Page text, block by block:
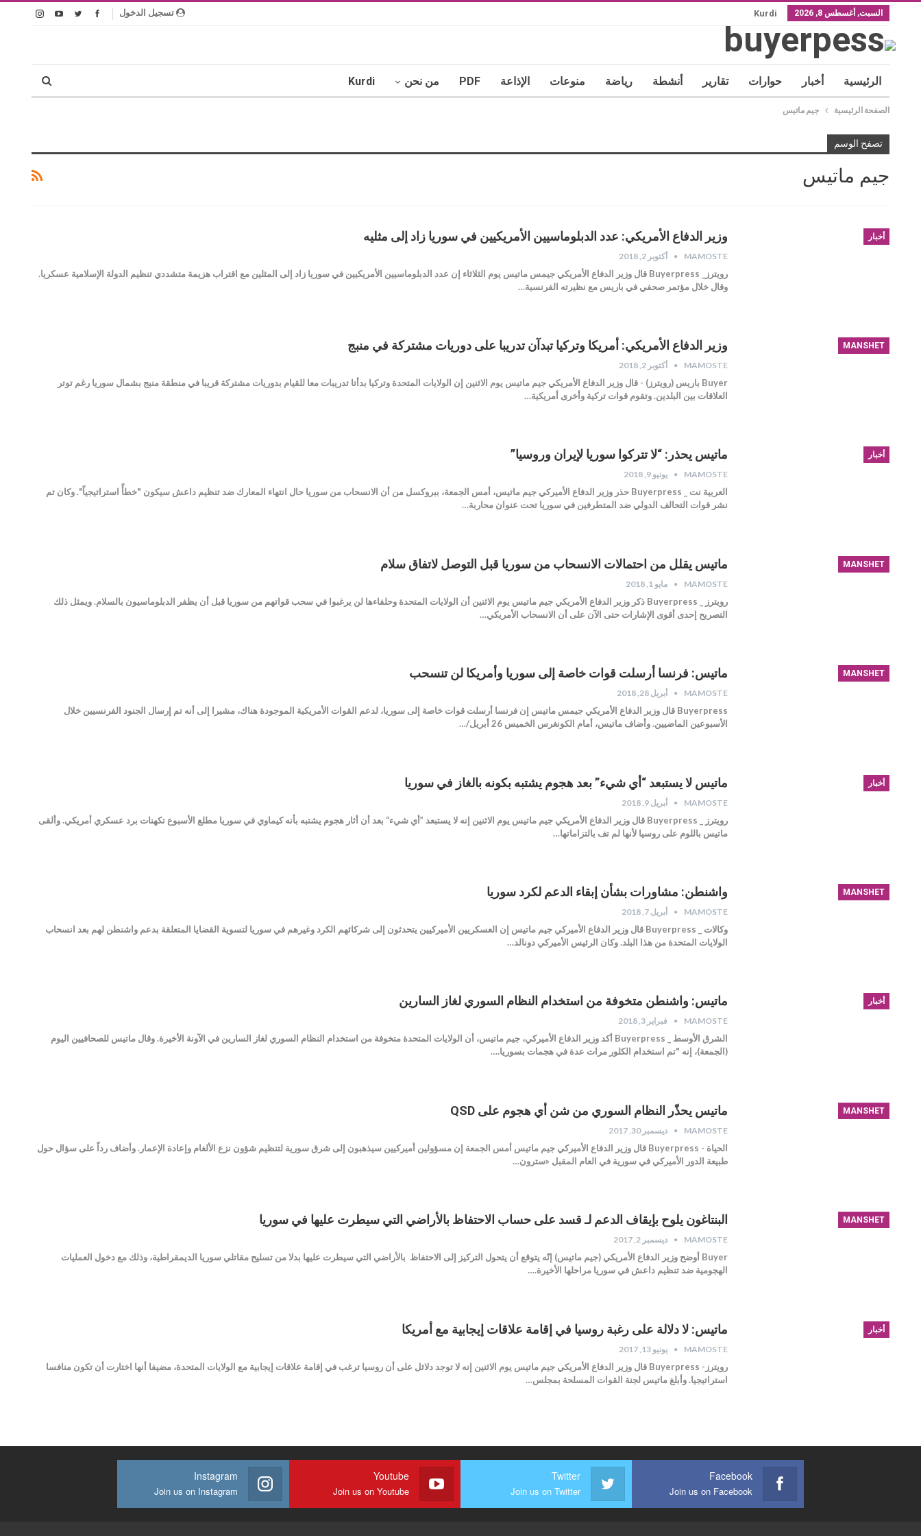
تسجيل الدخول السبت, أغسطس 8, 2026 Kurdi
الرئيسية أخبار حوارات تقارير أنشطة رياضة منوعات الإذاعة PDF من نحن Kurdi
الصفحة الرئيسية جيم ماتيس
تصفح الوسم
جيم ماتيس
أخبار وزير الدفاع الأمريكي: عدد الدبلوماسيين الأمريكيين في سوريا زاد إلى مثليه
MAMOSTE أكتوبر 2, 2018
رويترز_ Buyerpress قال وزير الدفاع الأمريكي جيمس ماتيس يوم الثلاثاء إن عدد الدبلوماسيين الأمريكيين في سوريا زاد إلى المثلين مع اقتراب هزيمة متشددي تنظيم الدولة الإسلامية عسكريا.
وقال خلال مؤتمر صحفي في باريس مع نظيرته الفرنسية…
MANSHET وزير الدفاع الأمريكي: أمريكا وتركيا تبدآن تدريبا على دوريات مشتركة في منبج
MAMOSTE أكتوبر 2, 2018
Buyer باريس (رويترز) - قال وزير الدفاع الأمريكي جيم ماتيس يوم الاثنين إن الولايات المتحدة وتركيا بدأتا تدريبات معا للقيام بدوريات مشتركة قريبا في منطقة منبج بشمال سوريا رغم توتر
العلاقات بين البلدين. وتقوم قوات تركية وأخرى أمريكية…
أخبار ماتيس يحذر: “لا تتركوا سوريا لإيران وروسيا”
MAMOSTE يونيو 9, 2018
العربية نت _ Buyerpress حذر وزير الدفاع الأميركي جيم ماتيس، أمس الجمعة، ببروكسل من أن الانسحاب من سوريا حال انتهاء المعارك ضد تنظيم داعش سيكون "خطأً استراتيجياً". وكان تم
نشر قوات التحالف الدولي ضد المتطرفين في سوريا تحت عنوان محاربة…
MANSHET ماتيس يقلل من احتمالات الانسحاب من سوريا قبل التوصل لاتفاق سلام
MAMOSTE مايو 1, 2018
رويترز _ Buyerpress ذكر وزير الدفاع الأمريكي جيم ماتيس يوم الاثنين أن الولايات المتحدة وحلفاءها لن يرغبوا في سحب قواتهم من سوريا قبل أن يظفر الدبلوماسيون بالسلام. ويمثل ذلك
التصريح إحدى أقوى الإشارات حتى الآن على أن الانسحاب الأمريكي…
MANSHET ماتيس: فرنسا أرسلت قوات خاصة إلى سوريا وأمريكا لن تنسحب
MAMOSTE أبريل 28, 2018
Buyerpress قال وزير الدفاع الأمريكي جيمس ماتيس إن فرنسا أرسلت قوات خاصة إلى سوريا، لدعم القوات الأمريكية الموجودة هناك، مشيرا إلى أنه تم إرسال الجنود الفرنسيين خلال
الأسبوعين الماضيين. وأضاف ماتيس، أمام الكونغرس الخميس 26 أبريل/…
أخبار ماتيس لا يستبعد “أي شيء” بعد هجوم يشتبه بكونه بالغاز في سوريا
MAMOSTE أبريل 9, 2018
رويترز _ Buyerpress قال وزير الدفاع الأمريكي جيم ماتيس يوم الاثنين إنه لا يستبعد ”أي شيء“ بعد أن أثار هجوم يشتبه بأنه كيماوي في سوريا مطلع الأسبوع تكهنات برد عسكري أمريكي. وألقى
ماتيس باللوم على روسيا لأنها لم تف بالتزاماتها…
MANSHET واشنطن: مشاورات بشأن إبقاء الدعم لكرد سوريا
MAMOSTE أبريل 7, 2018
وكالات _ Buyerpress قال وزير الدفاع الأميركي جيم ماتيس إن العسكريين الأميركيين يتحدثون إلى شركائهم الكرد وغيرهم في سوريا لتسوية القضايا المتعلقة بدعم واشنطن لهم بعد انسحاب
الولايات المتحدة من هذا البلد. وكان الرئيس الأميركي دونالد…
أخبار ماتيس: واشنطن متخوفة من استخدام النظام السوري لغاز السارين
MAMOSTE فبراير 3, 2018
الشرق الأوسط _ Buyerpress أكد وزير الدفاع الأميركي، جيم ماتيس، أن الولايات المتحدة متخوفة من استخدام النظام السوري لغاز السارين في الآونة الأخيرة. وقال ماتيس للصحافيين اليوم
(الجمعة)، إنه "تم استخدام الكلور مرات عدة في هجمات بسوريا.…
MANSHET ماتيس يحذّر النظام السوري من شن أي هجوم على QSD
MAMOSTE ديسمبر 30, 2017
الحياة - Buyerpress قال وزير الدفاع الأميركي جيم ماتيس أمس الجمعة إن مسؤولين أميركيين سيذهبون إلى شرق سورية لتنظيم شؤون نزع الألغام وإعادة الإعمار. وأضاف رداً على سؤال حول
طبيعة الدور الأميركي في سورية في العام المقبل «سترون…
MANSHET البنتاغون يلوح بإيقاف الدعم لـ قسد على حساب الاحتفاظ بالأراضي التي سيطرت عليها في سوريا
MAMOSTE ديسمبر 2, 2017
Buyer أوضح وزير الدفاع الأمريكي (جيم ماتيس) إنّه يتوقع أن يتحول التركيز إلى الاحتفاظ بالأراضي التي سيطرت عليها بدلا من تسليح مقاتلي سوريا الديمقراطية، وذلك مع دخول العمليات
الهجومية ضد تنظيم داعش في سوريا مراحلها الأخيرة.…
أخبار ماتيس: لا دلالة على رغبة روسيا في إقامة علاقات إيجابية مع أمريكا
MAMOSTE يونيو 13, 2017
رويترز- Buyerpress قال وزير الدفاع الأمريكي جيم ماتيس يوم الاثنين إنه لا توجد دلائل على أن روسيا ترغب في إقامة علاقات إيجابية مع الولايات المتحدة، مضيفا أنها اختارت أن تكون منافسا
استراتيجيا. وأبلغ ماتيس لجنة القوات المسلحة بمجلس…
Facebook
Join us on Facebook
Twitter
Join us on Twitter
Youtube
Join us on Youtube
Instagram
Join us on Instagram